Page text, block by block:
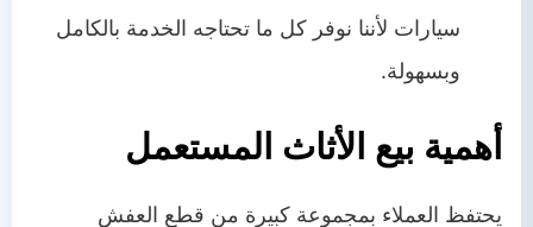
سيارات لأننا نوفر كل ما تحتاجه الخدمة بالكامل
وبسهولة.
أهمية بيع الأثاث المستعمل
يحتفظ العملاء بمجموعة كبيرة من قطع العفش